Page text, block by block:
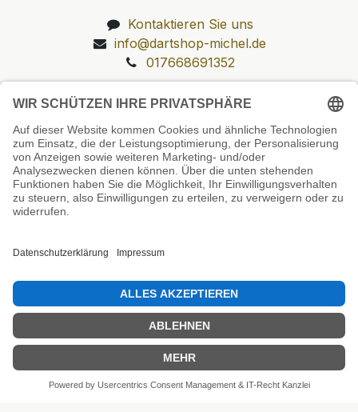
Kontaktieren Sie uns
info@dartshop-michel.de
017668691352
Unsere Prüfsiegel